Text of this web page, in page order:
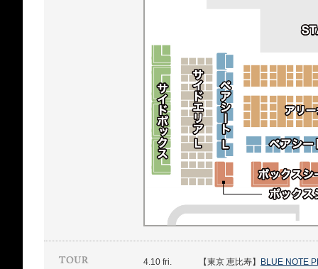
4.10 fri. 【東京 恵比寿】 BLUE NOTE